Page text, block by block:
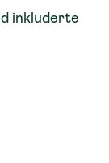
inkluderte